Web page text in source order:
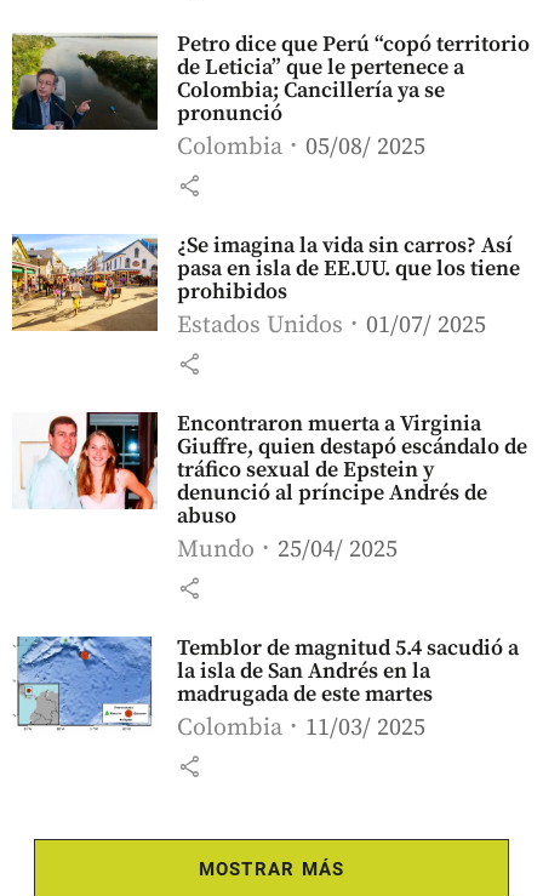
Petro dice que Perú “copó territorio
de Leticia” que le pertenece a
Colombia; Cancillería ya se
pronunció
Colombia 05/08/ 2025
share
¿Se imagina la vida sin carros? Así
pasa en isla de EE.UU. que los tiene
prohibidos
Estados Unidos 01/07/ 2025
share
Encontraron muerta a Virginia
Giuffre, quien destapó escándalo de
tráfico sexual de Epstein y
denunció al príncipe Andrés de
abuso
Mundo 25/04/ 2025
share
Temblor de magnitud 5.4 sacudió a
la isla de San Andrés en la
madrugada de este martes
Colombia 11/03/ 2025
share
MOSTRAR MÁS